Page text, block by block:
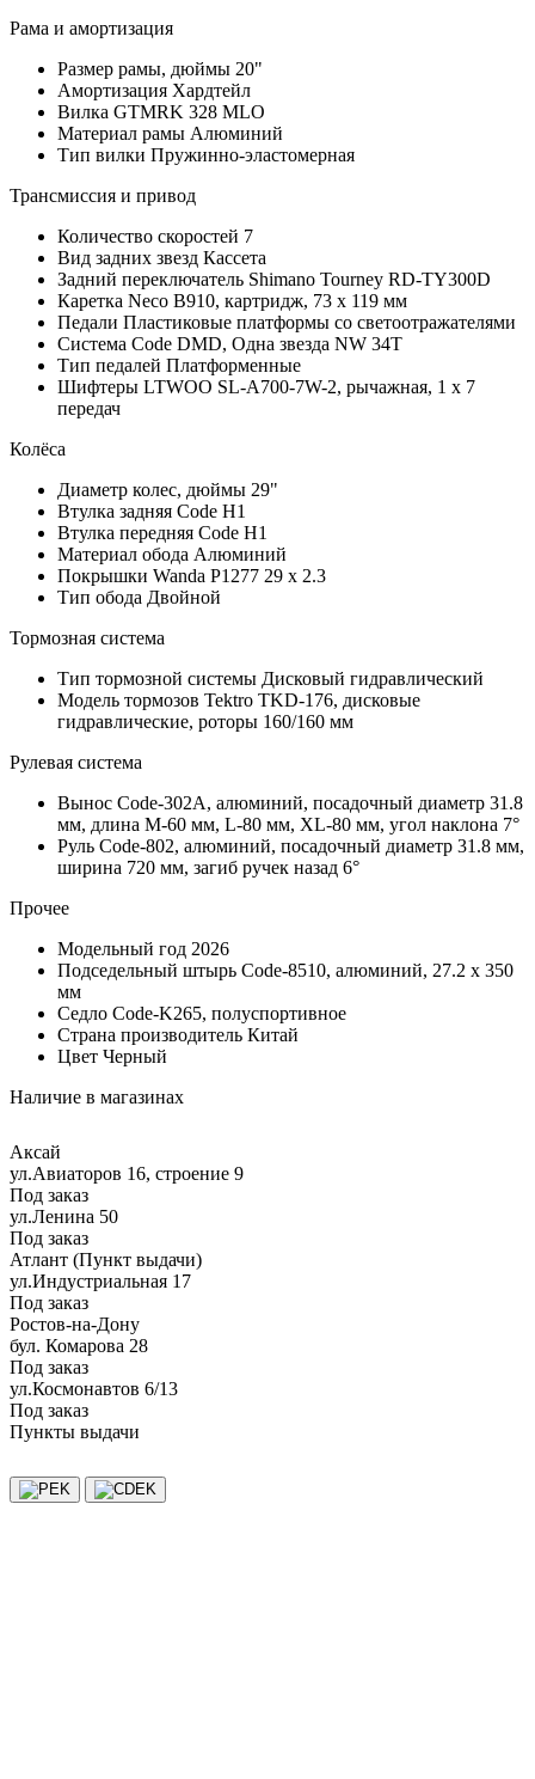
Рама и амортизация
Размер рамы, дюймы 20"
Амортизация Хардтейл
Вилка GTMRK 328 MLO
Материал рамы Алюминий
Тип вилки Пружинно-эластомерная
Трансмиссия и привод
Количество скоростей 7
Вид задних звезд Кассета
Задний переключатель Shimano Tourney RD-TY300D
Каретка Neco B910, картридж, 73 х 119 мм
Педали Пластиковые платформы со светоотражателями
Система Code DMD, Одна звезда NW 34T
Тип педалей Платформенные
Шифтеры LTWOO SL-A700-7W-2, рычажная, 1 х 7
передач
Колёса
Диаметр колес, дюймы 29"
Втулка задняя Code H1
Втулка передняя Code H1
Материал обода Алюминий
Покрышки Wanda P1277 29 x 2.3
Тип обода Двойной
Тормозная система
Тип тормозной системы Дисковый гидравлический
Модель тормозов Tektro TKD-176, дисковые
гидравлические, роторы 160/160 мм
Рулевая система
Вынос Code-302A, алюминий, посадочный диаметр 31.8
мм, длина M-60 мм, L-80 мм, XL-80 мм, угол наклона 7°
Руль Code-802, алюминий, посадочный диаметр 31.8 мм,
ширина 720 мм, загиб ручек назад 6°
Прочее
Модельный год 2026
Подседельный штырь Code-8510, алюминий, 27.2 х 350
мм
Седло Code-K265, полуспортивное
Страна производитель Китай
Цвет Черный
Наличие в магазинах
Аксай
ул.Авиаторов 16, строение 9
Под заказ
ул.Ленина 50
Под заказ
Атлант (Пункт выдачи)
ул.Индустриальная 17
Под заказ
Ростов-на-Дону
бул. Комарова 28
Под заказ
ул.Космонавтов 6/13
Под заказ
Пункты выдачи